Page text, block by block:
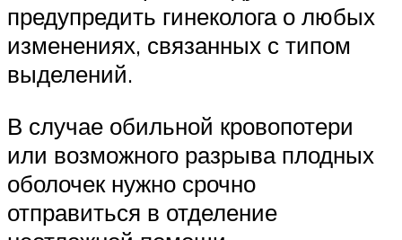
предупредить гинеколога о любых
изменениях, связанных с типом
выделений.
В случае обильной кровопотери
или возможного разрыва плодных
оболочек нужно срочно
отправиться в отделение